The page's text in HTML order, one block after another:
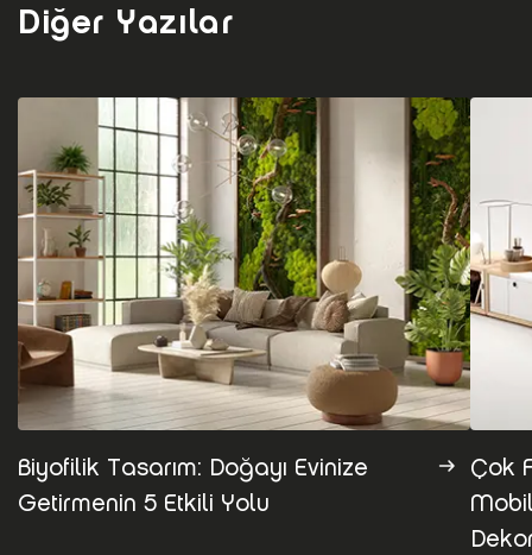
Diğer Yazılar
Biyofilik Tasarım: Doğayı Evinize
Getirmenin 5 Etkili Yolu
Çok